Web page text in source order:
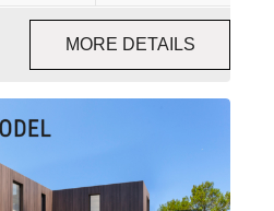
MORE DETAILS